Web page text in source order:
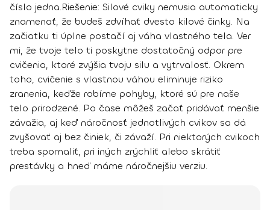
číslo jedna.Riešenie: Silové cviky nemusia automaticky
znamenať, že budeš zdvíhať dvesto kilové činky. Na
začiatku ti úplne postačí aj váha vlastného tela. Ver
mi, že tvoje telo ti poskytne dostatočný odpor pre
cvičenia, ktoré zvýšia tvoju silu a vytrvalosť. Okrem
toho, cvičenie s vlastnou váhou eliminuje riziko
zranenia, keďže robíme pohyby, ktoré sú pre naše
telo prirodzené. Po čase môžeš začať pridávať menšie
závažia, aj keď náročnosť jednotlivých cvikov sa dá
zvyšovať aj bez činiek, či závaží. Pri niektorých cvikoch
treba spomaliť, pri iných zrýchliť alebo skrátiť
prestávky a hneď máme náročnejšiu verziu.